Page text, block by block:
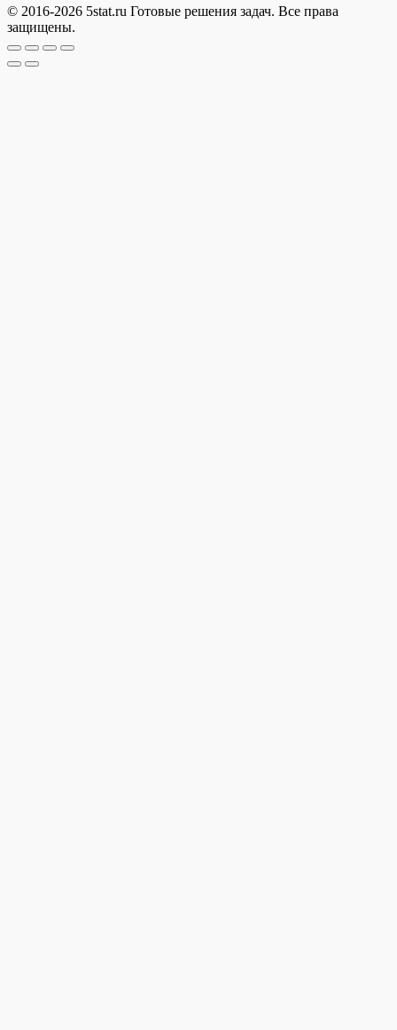
© 2016-2026 5stat.ru Готовые решения задач. Все права
защищены.